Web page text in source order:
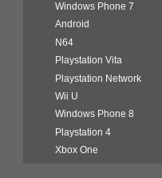
Windows Phone 7
Android
N64
Playstation Vita
Playstation Network
Wii U
Windows Phone 8
Playstation 4
Xbox One